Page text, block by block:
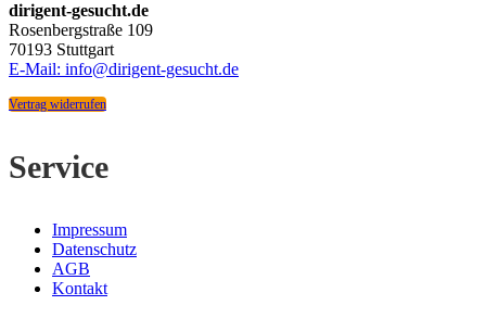
dirigent-gesucht.de
Rosenbergstraße 109
70193 Stuttgart
E-Mail: info@dirigent-gesucht.de
Vertrag widerrufen
Service
Impressum
Datenschutz
AGB
Kontakt